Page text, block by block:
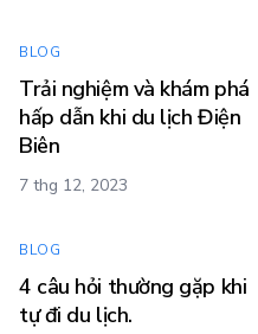
BLOG
Trải nghiệm và khám phá
hấp dẫn khi du lịch Điện
Biên
7 thg 12, 2023
BLOG
4 câu hỏi thường gặp khi
tự đi du lịch.